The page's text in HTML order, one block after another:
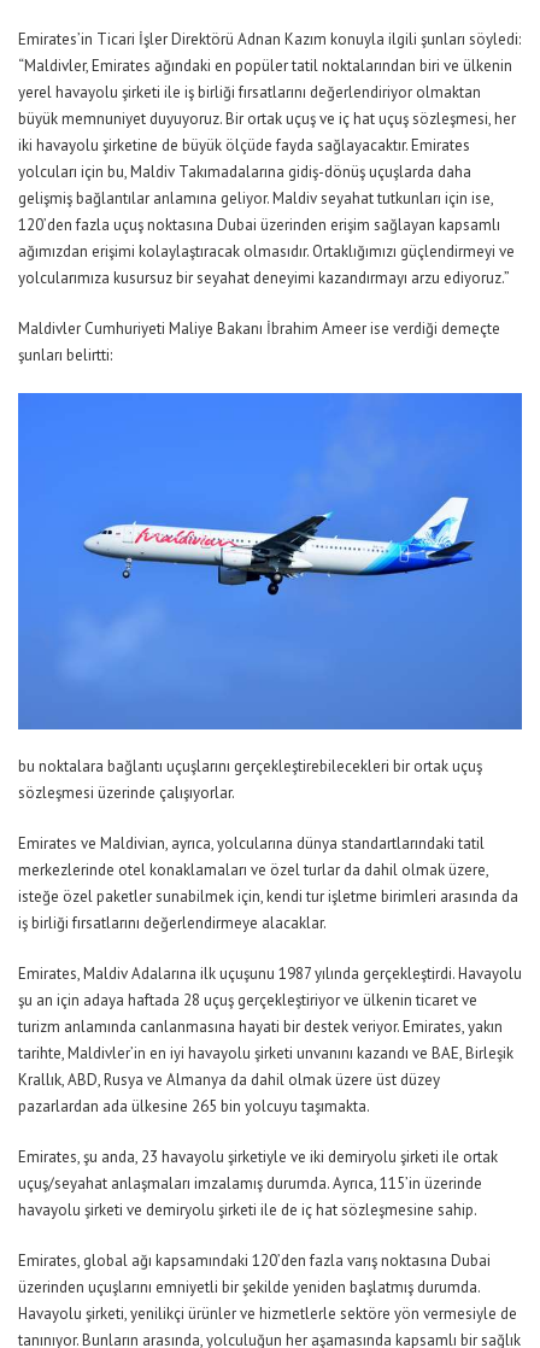
Emirates’in Ticari İşler Direktörü Adnan Kazım konuyla ilgili şunları söyledi:
“Maldivler, Emirates ağındaki en popüler tatil noktalarından biri ve ülkenin
yerel havayolu şirketi ile iş birliği fırsatlarını değerlendiriyor olmaktan
büyük memnuniyet duyuyoruz. Bir ortak uçuş ve iç hat uçuş sözleşmesi, her
iki havayolu şirketine de büyük ölçüde fayda sağlayacaktır. Emirates
yolcuları için bu, Maldiv Takımadalarına gidiş-dönüş uçuşlarda daha
gelişmiş bağlantılar anlamına geliyor. Maldiv seyahat tutkunları için ise,
120’den fazla uçuş noktasına Dubai üzerinden erişim sağlayan kapsamlı
ağımızdan erişimi kolaylaştıracak olmasıdır. Ortaklığımızı güçlendirmeyi ve
yolcularımıza kusursuz bir seyahat deneyimi kazandırmayı arzu ediyoruz.”
Maldivler Cumhuriyeti Maliye Bakanı İbrahim Ameer ise verdiği demeçte
şunları belirtti:
bu noktalara bağlantı uçuşlarını gerçekleştirebilecekleri bir ortak uçuş
sözleşmesi üzerinde çalışıyorlar.
Emirates ve Maldivian, ayrıca, yolcularına dünya standartlarındaki tatil
merkezlerinde otel konaklamaları ve özel turlar da dahil olmak üzere,
isteğe özel paketler sunabilmek için, kendi tur işletme birimleri arasında da
iş birliği fırsatlarını değerlendirmeye alacaklar.
Emirates, Maldiv Adalarına ilk uçuşunu 1987 yılında gerçekleştirdi. Havayolu
şu an için adaya haftada 28 uçuş gerçekleştiriyor ve ülkenin ticaret ve
turizm anlamında canlanmasına hayati bir destek veriyor. Emirates, yakın
tarihte, Maldivler’in en iyi havayolu şirketi unvanını kazandı ve BAE, Birleşik
Krallık, ABD, Rusya ve Almanya da dahil olmak üzere üst düzey
pazarlardan ada ülkesine 265 bin yolcuyu taşımakta.
Emirates, şu anda, 23 havayolu şirketiyle ve iki demiryolu şirketi ile ortak
uçuş/seyahat anlaşmaları imzalamış durumda. Ayrıca, 115’in üzerinde
havayolu şirketi ve demiryolu şirketi ile de iç hat sözleşmesine sahip.
Emirates, global ağı kapsamındaki 120’den fazla varış noktasına Dubai
üzerinden uçuşlarını emniyetli bir şekilde yeniden başlatmış durumda.
Havayolu şirketi, yenilikçi ürünler ve hizmetlerle sektöre yön vermesiyle de
tanınıyor. Bunların arasında, yolculuğun her aşamasında kapsamlı bir sağlık